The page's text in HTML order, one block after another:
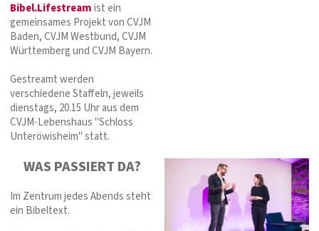
Bibel.Lifestreamist ein
gemeinsames Projekt von CVJM
Baden, CVJM Westbund, CVJM
Württemberg und CVJM Bayern.
Gestreamt werden
verschiedene Staffeln, jeweils
dienstags, 20.15 Uhr aus dem
CVJM-Lebenshaus "Schloss
Unteröwisheim" statt.
WAS PASSIERT DA?
Im Zentrum jedes Abends steht
ein Bibeltext.